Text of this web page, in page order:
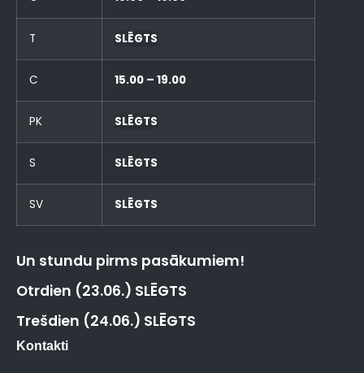
T SLĒGTS
C 15.00 – 19.00
PK SLĒGTS
S SLĒGTS
SV SLĒGTS
Un stundu pirms pasākumiem!
Otrdien (23.06.) SLĒGTS
Trešdien (24.06.) SLĒGTS
Kontakti